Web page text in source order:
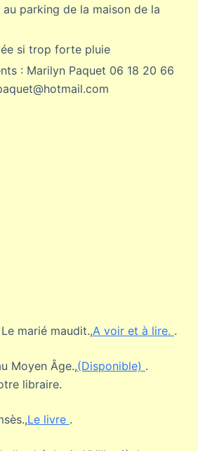
au parking de la maison de la
si trop forte pluie
: Marilyn Paquet 06 18 20 66
marié maudit.,A voir et à lire. .
Moyen Âge.,(Disponible) .
libraire.
Le livre .